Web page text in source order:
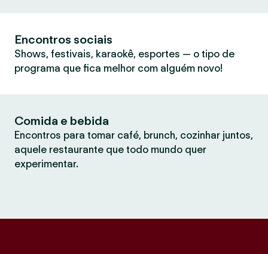
Encontros sociais
Shows, festivais, karaokê, esportes — o tipo de
programa que fica melhor com alguém novo!
Comida e bebida
Encontros para tomar café, brunch, cozinhar juntos,
aquele restaurante que todo mundo quer
experimentar.